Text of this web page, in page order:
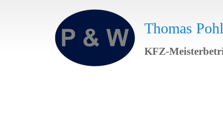
Thomas Pohl
KFZ-